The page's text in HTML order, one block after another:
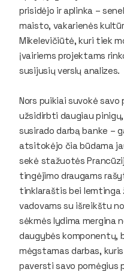
prisidėjo ir aplinka –
maisto, vakarienės
Mikelevičiūtė, kuri tiek
įvairiems projektams
susijusių verslų analizes.
Nors puikiai suvokė
užsidirbti daugiau pinigų,
susirado darbą banke –
atsitokėjo čia būdama
sekė stažuotės
tingėjimo draugams
tinklaraštis bei lemtinga
vadovams su išreikštu
sėkmės lydima mergina
daugybės komponentų,
mėgstamas darbas,
paversti savo pomėgius